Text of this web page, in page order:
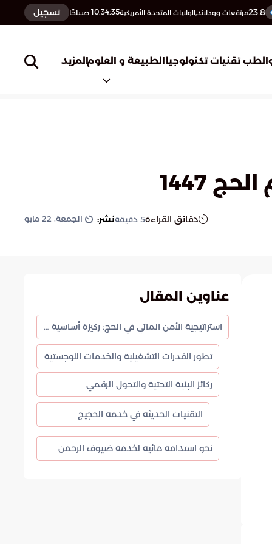
23.8مرتفعات وودلاند,الولايات المتحدة الأمريكية10:34:36 صباحًا تسجيل
تقنيات تكنولوجياالطبيعة و العلومالمزيد
1447
دقائق القراءة5 دقيقةنشر: الجمعة, 22 مايو
عناوين المقال
استراتيجية الأمن المائي في الحج: ركيزة أساسية لخدمة ضيوف الرحمن
تطور القدرات التشغيلية والخدمات اللوجستية
ركائز البنية التحتية والتحول الرقمي
التقنيات الحديثة في خدمة الحجيج
نحو استدامة مائية لخدمة ضيوف الرحمن